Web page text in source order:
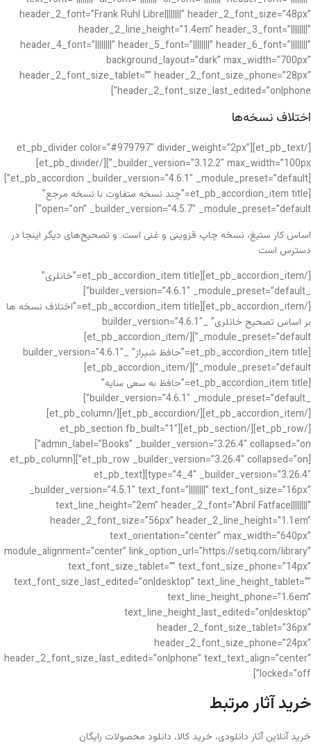
header_2_font=”Frank Ruhl Libre||||||||” header_2_font_size=”48px”
header_2_line_height=”1.4em” header_3_font=”||||||||”
header_4_font=”||||||||” header_5_font=”||||||||” header_6_font=”||||||||”
background_layout=”dark” max_width=”700px”
header_2_font_size_tablet=”” header_2_font_size_phone=”28px”
header_2_font_size_last_edited=”on|phone”]
اختلاف نسخه‌ها
[/et_pb_text][et_pb_divider color=”#979797″ divider_weight=”2px”
_builder_version=”3.12.2″ max_width=”100px”][/et_pb_divider]
[et_pb_accordion _builder_version=”4.6.1″ _module_preset=”default”]
[et_pb_accordion_item title=”چند نسخه متفاوت با نسخه مرجع”
open=”on” _builder_version=”4.5.7″ _module_preset=”default”]
اساس کار ستیغ، نسخه چاپ قزوینی و غنی است. و تصحیح‌های دیگر اینجا در
دسترس است
[/et_pb_accordion_item][et_pb_accordion_item title=”خانلری”
_builder_version=”4.6.1″ _module_preset=”default”]
[/et_pb_accordion_item][et_pb_accordion_item title=”اختلاف نسخه ها
بر اساس تصحیح خانلری” _builder_version=”4.6.1″
_module_preset=”default”][/et_pb_accordion_item]
[et_pb_accordion_item title=”حافظ شیراز” _builder_version=”4.6.1″
_module_preset=”default”][/et_pb_accordion_item]
[et_pb_accordion_item title=”حافظ به سعی سایه”
_builder_version=”4.6.1″ _module_preset=”default”]
[/et_pb_accordion_item][/et_pb_accordion][/et_pb_column]
[/et_pb_row][/et_pb_section][et_pb_section fb_built=”1″
admin_label=”Books” _builder_version=”3.26.4″ collapsed=”on”]
[et_pb_row _builder_version=”3.26.4″ collapsed=”on”][et_pb_column
type=”4_4″ _builder_version=”3.26.4″][et_pb_text
_builder_version=”4.5.1″ text_font=”||||||||” text_font_size=”16px”
text_line_height=”2em” header_2_font=”Abril Fatface||||||||”
header_2_font_size=”56px” header_2_line_height=”1.1em”
text_orientation=”center” max_width=”640px”
module_alignment=”center” link_option_url=”https://setiq.com/library”
text_font_size_tablet=”” text_font_size_phone=”14px”
text_font_size_last_edited=”on|desktop” text_line_height_tablet=””
text_line_height_phone=”1.6em”
text_line_height_last_edited=”on|desktop”
header_2_font_size_tablet=”36px”
header_2_font_size_phone=”24px”
header_2_font_size_last_edited=”on|phone” text_text_align=”center”
locked=”off”]
خرید آثار مرتبط
خرید آنلاین آثار دانلودی، خرید کالا، دانلود محصولات رایگان